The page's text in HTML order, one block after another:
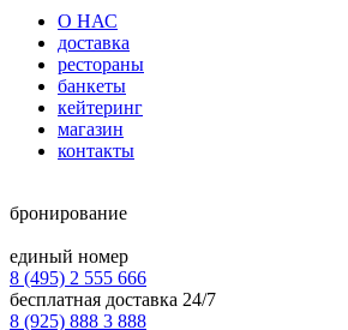
О НАС
доставка
рестораны
банкеты
кейтеринг
магазин
контакты
бронирование
единый номер
8 (495) 2 555 666
бесплатная доставка 24/7
8 (925) 888 3 888